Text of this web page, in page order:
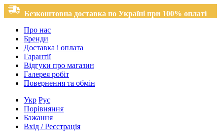
Безкоштовна доставка по Україні при 100% оплаті
Про нас
Бренди
Доставка і оплата
Гарантії
Відгуки про магазин
Галерея робіт
Повернення та обмін
Укр Рус
Порівняння
Бажання
Вхід / Реєстрація